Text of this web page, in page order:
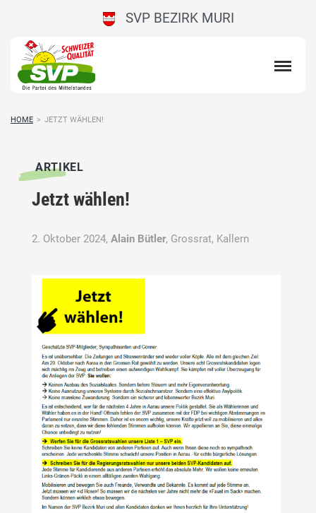
SVP BEZIRK MURI
HOME > JETZT WÄHLEN!
ARTIKEL
Jetzt wählen!
2. Oktober 2024, Alain Bütler, Grossrat, Kallern